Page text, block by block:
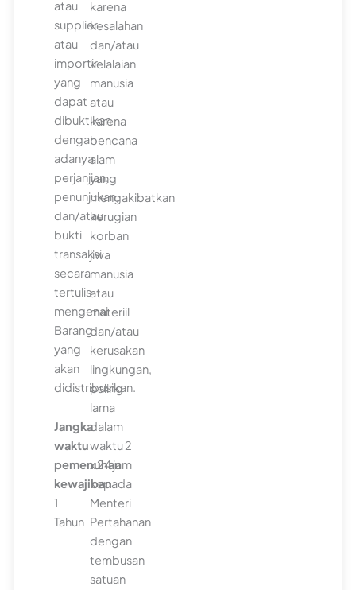
atau
supplier
atau
importir
yang
dapat
dibuktikan
dengan
adanya
perjanjian,
penunjukan,
dan/atau
bukti
transaksi
secara
tertulis
mengenai
Barang
yang
akan
didistribusikan.
Jangka
waktu
pemenuhan
kewajiban
1
Tahun
karena
kesalahan
dan/atau
kelalaian
manusia
atau
karena
bencana
alam
yang
mengakibatkan
kerugian
korban
jiwa
manusia
atau
materiil
dan/atau
kerusakan
lingkungan,
paling
lama
dalam
waktu 2
x 24 jam
kepada
Menteri
Pertahanan
dengan
tembusan
satuan